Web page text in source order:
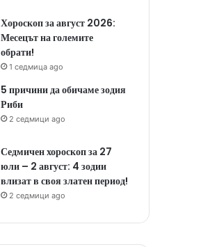
Хороскоп за август 2026:
Месецът на големите
обрати!
1 седмица ago
5 причини да обичаме зодия
Риби
2 седмици ago
Седмичен хороскоп за 27
юли – 2 август: 4 зодии
влизат в своя златен период!
2 седмици ago